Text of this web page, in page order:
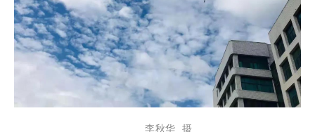
李秋华 摄